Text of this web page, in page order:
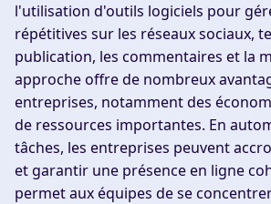
l'utilisation d'outils logiciels pour
répétitives sur les réseaux sociaux,
publication, les commentaires et la
approche offre de nombreux
entreprises, notamment des
de ressources importantes. En
tâches, les entreprises peuvent
et garantir une présence en ligne
permet aux équipes de se